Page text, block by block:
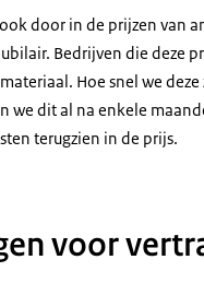
door in de prijzen van
Bedrijven die deze
Hoe snel we deze
we dit al na enkele
terugzien in de prijs.
voor